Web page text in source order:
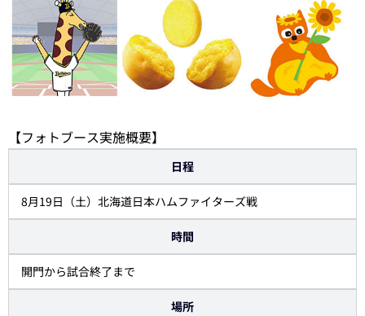
【フォトブース実施概要】
日程
8月19日（土）北海道日本ハムファイターズ戦
時間
開門から試合終了まで
場所